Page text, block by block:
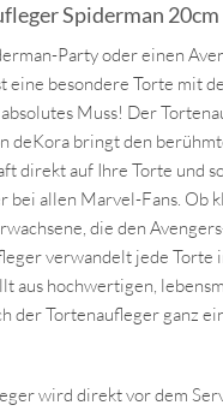
Spiderman 20cm
Party oder einen
eine besondere Torte mit
Muss! Der
deKora bringt den
direkt auf Ihre Torte und
bei allen Marvel-Fans. Ob
die den
verwandelt jede Torte
aus hochwertigen,
der Tortenaufleger ganz
wird direkt vor dem